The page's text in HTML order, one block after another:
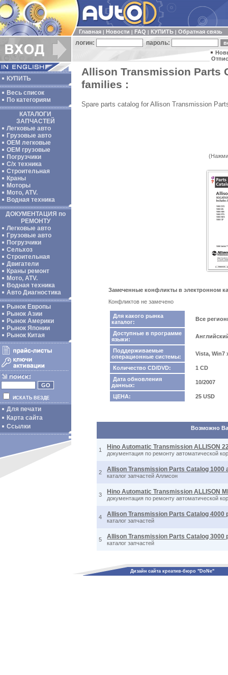
Главная Новости FAQ КУПИТЬ Обратная связь
логин: пароль:
КУПИТЬ
Весь список
По категориям
КАТАЛОГИ
ЗАПЧАСТЕЙ
Легковые авто
Грузовые авто
ОЕМ легковые
OEM грузовые
Погрузчики
С/х техника
Строительная
Краны
Моторы
Мото, ATV.
Водная техника
ДОКУМЕНТАЦИЯ по
РЕМОНТУ
Легковые авто
Грузовые авто
Погрузчики
Сельхоз
Строительная
Двигатели
Краны ремонт
Мото, ATV.
Водная техника
Авто Диагностика
Рынок Европы
Рынок Азии
Рынок Америки
Рынок Японии
Рынок Китая
ИСКАТЬ ВЕЗДЕ
Для печати
Карта сайта
Ссылки
Allison Transmission Parts
families :
Spare parts catalog for Allison Transmission
Замеченные конфликты в электронном
Конфликтов не замечено
Для какого рынка
каталог:
Все
Доступные в программе
языки:
Поддерживаемые
операционные системы:
Vista, Win7
Количество CD/DVD:
1 CD
Дата обновления
данных:
10/2007
ЦЕНА: 25 USD
Возможно
1 Hino Automatic Transmission ALLISON
документация по ремонту автоматической
2 Allison Transmission Parts Catalog 1000
каталог запчастей Аллисон
3 Hino Automatic Transmission ALLISON
документация по ремонту автоматической
4 Allison Transmission Parts Catalog 4000
каталог запчастей
5 Allison Transmission Parts Catalog 3000
каталог запчастей
Дизайн сайта креатив-бюро "DoNe"